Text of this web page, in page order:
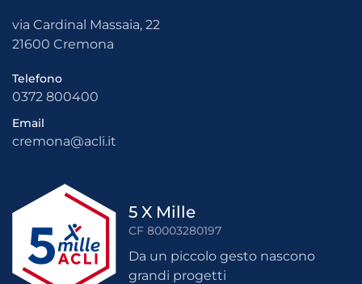
via Cardinal Massaia, 22
21600 Cremona
Telefono
0372 800400
Email
cremona@acli.it
5 X Mille
CF 80003280197
Da un piccolo gesto nascono
grandi progetti